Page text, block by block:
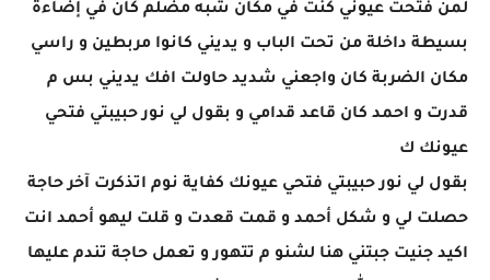
لمن فتحت عيوني كنت في مكان شبه مضلم كان في إضاءة
بسيطة داخلة من تحت الباب و يديني كانوا مربطين و راسي
مكان الضربة كان واجعني شديد حاولت افك يديني بس م
قدرت و احمد كان قاعد قدامي و بقول لي نور حبيبتي فتحي
عيونك ك
بقول لي نور حبيبتي فتحي عيونك كفاية نوم اتذكرت آخر حاجة
حصلت لي و شكل أحمد و قمت قعدت و قلت ليهو أحمد انت
اكيد جنيت جبتني هنا لشنو م تتهور و تعمل حاجة تندم عليها